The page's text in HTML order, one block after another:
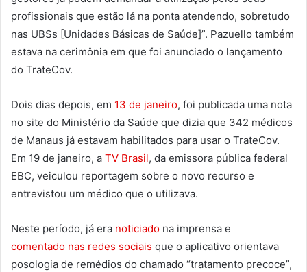
profissionais que estão lá na ponta atendendo, sobretudo
nas UBSs [Unidades Básicas de Saúde]”. Pazuello também
estava na cerimônia em que foi anunciado o lançamento
do TrateCov.
Dois dias depois, em 13 de janeiro, foi publicada uma nota
no site do Ministério da Saúde que dizia que 342 médicos
de Manaus já estavam habilitados para usar o TrateCov.
Em 19 de janeiro, a TV Brasil, da emissora pública federal
EBC, veiculou reportagem sobre o novo recurso e
entrevistou um médico que o utilizava.
Neste período, já era noticiado na imprensa e
comentado nas redes sociais que o aplicativo orientava
posologia de remédios do chamado “tratamento precoce”,